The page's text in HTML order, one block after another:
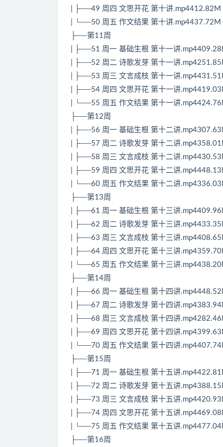
| ├──49 周四 文思开花 第十讲.mp4412.82M
| └──50 周五 作文结果 第十讲.mp4437.72M
├──第11周
| ├──51 周一 基础生根 第十一讲
| ├──52 周二 诗歌发芽 第十一讲
| ├──53 周三 文言成枝 第十一讲
| ├──54 周四 文思开花 第十一讲
| └──55 周五 作文结果 第十一讲
├──第12周
| ├──56 周一 基础生根 第十二讲
| ├──57 周二 诗歌发芽 第十二讲
| ├──58 周三 文言成枝 第十二讲
| ├──59 周四 文思开花 第十二讲
| └──60 周五 作文结果 第十二讲
├──第13周
| ├──61 周一 基础生根 第十三讲
| ├──62 周二 诗歌发芽 第十三讲
| ├──63 周三 文言成枝 第十三讲
| ├──64 周四 文思开花 第十三讲
| └──65 周五 作文结果 第十三讲
├──第14周
| ├──66 周一 基础生根 第十四讲
| ├──67 周二 诗歌发芽 第十四讲
| ├──68 周三 文言成枝 第十四讲
| ├──69 周四 文思开花 第十四讲
| └──70 周五 作文结果 第十四讲
├──第15周
| ├──71 周一 基础生根 第十五讲
| ├──72 周二 诗歌发芽 第十五讲
| ├──73 周三 文言成枝 第十五讲
| ├──74 周四 文思开花 第十五讲
| └──75 周五 作文结果 第十五讲
├──第16周